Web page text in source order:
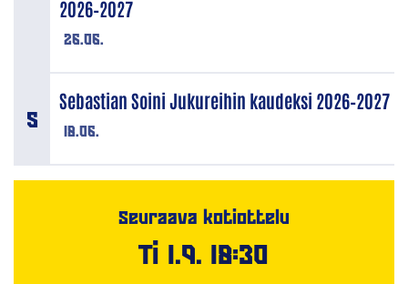
26.06.
2026–2027
18.06.
Sebastian Soini Jukureihin kaudeksi 2026–2027
Seuraava kotiottelu
Ti 1.9. 18:30